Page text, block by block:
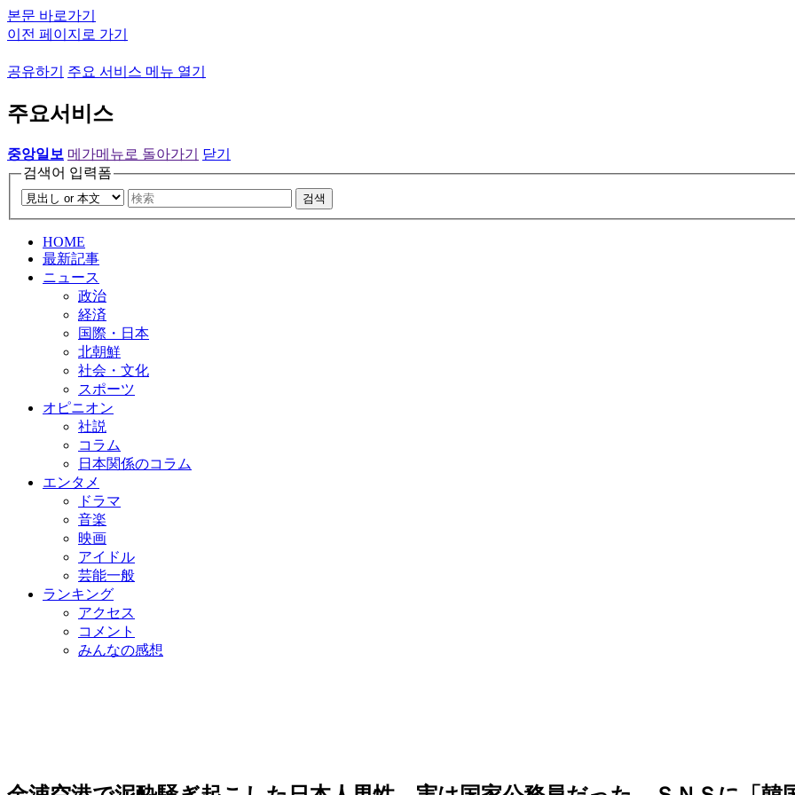
본문 바로가기
이전 페이지로 가기
공유하기 주요 서비스 메뉴 열기
주요서비스
중앙일보 메가메뉴로 돌아가기
닫기
검색어 입력폼
검색
HOME
最新記事
ニュース
政治
経済
国際・日本
北朝鮮
社会・文化
スポーツ
オピニオン
社説
コラム
日本関係のコラム
エンタメ
ドラマ
音楽
映画
アイドル
芸能一般
ランキング
アクセス
コメント
みんなの感想